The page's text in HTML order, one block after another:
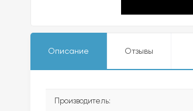
Описание Отзывы
Производитель: